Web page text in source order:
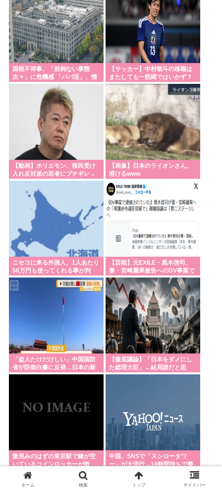
国税不祥事、「前例ない事態
次々」に危機感 「パパ活」、情
報漏えいも
【サッカー】中村敬斗の移籍は
またしても一筋縄ではいかず？
スタッド・ランス会長が残留を
示唆「批判を受けることがあっ
たとしても」
【動画】ホリエモン、移民受け
入れ反対派の若者にブチギレ→
スタジオ誰も反論できず沈黙w
【画像】日本のライオンさん、
溶けるwww
ニセコに来る外国人、1人あたり
58万円も使ってくれる事が判
明。貧乏ジャップの4.6倍も使う
模様
【芸能】元EXILE・黒木啓司、
妻・宮崎麗果被告へのDV事案で
逮捕されていた 宮崎は全身打
撲、頭部裂
「盗人たけだけしい」中国国防
省が防衛白書に反発…日本の新
型軍国主義と批判！
【徹底議論】「日本をダメにし
た総理大臣」←結局誰だと思
う？
激混みのはずの東京駅で鍵が空
いているコインロッカーが散
見、「ラッキー」と思って中を
確認してみると……
中国、SNSで「スシロータワ
ー」が大流行→14時間待ちで整
理券が転売される事態に
ホーム 検索 トップ サイドバー